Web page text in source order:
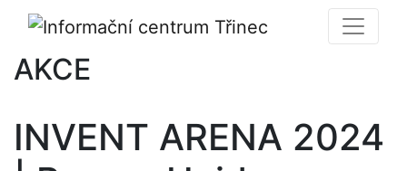
AKCE
INVENT ARENA 2024